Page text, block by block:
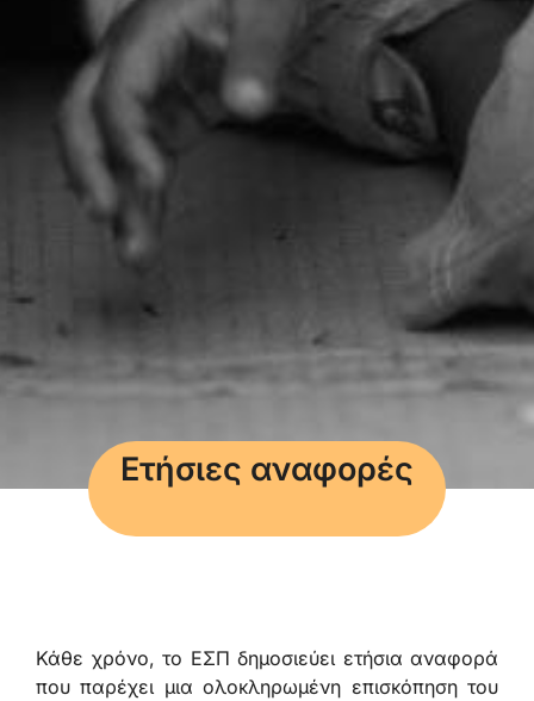
Ετήσιες αναφορές
Κάθε χρόνο, το ΕΣΠ δημοσιεύει ετήσια αναφορά
που παρέχει μια ολοκληρωμένη επισκόπηση του